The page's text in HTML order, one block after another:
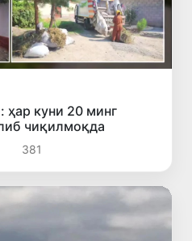
ҳар куни 20 минг
чиқилмоқда
381